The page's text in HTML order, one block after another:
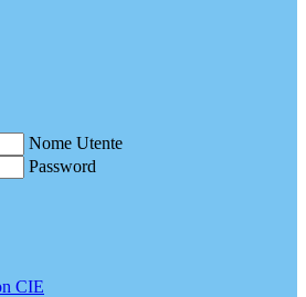
Nome Utente
Password
CIE